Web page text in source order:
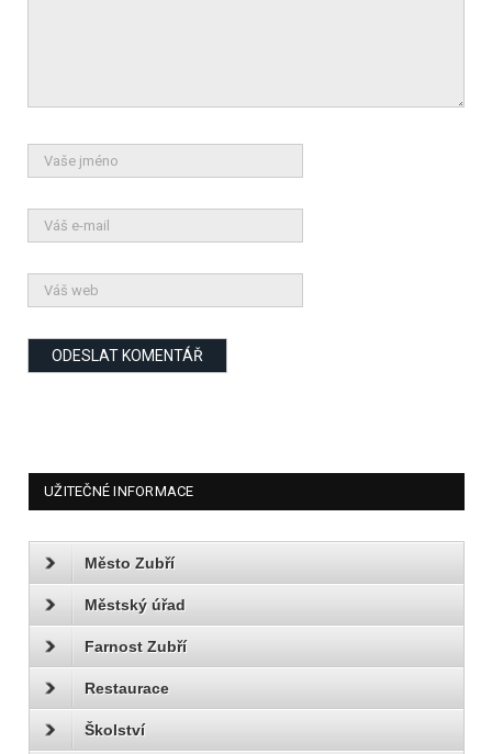
UŽITEČNÉ INFORMACE
Město Zubří
Městský úřad
Farnost Zubří
Restaurace
Školství